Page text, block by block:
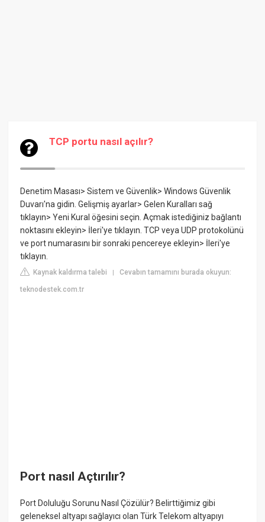
TCP portu nasıl açılır?
Denetim Masası> Sistem ve Güvenlik> Windows Güvenlik
Duvarı'na gidin. Gelişmiş ayarlar> Gelen Kuralları sağ
tıklayın> Yeni Kural öğesini seçin. Açmak istediğiniz bağlantı
noktasını ekleyin> İleri'ye tıklayın. TCP veya UDP protokolünü
ve port numarasını bir sonraki pencereye ekleyin> İleri'ye
tıklayın.
Kaynak kaldırma talebi |Cevabın tamamını burada okuyun:
teknodestek.com.tr
Port nasıl Açtırılır?
Port Doluluğu Sorunu Nasıl Çözülür? Belirttiğimiz gibi
geleneksel altyapı sağlayıcı olan Türk Telekom altyapıyı